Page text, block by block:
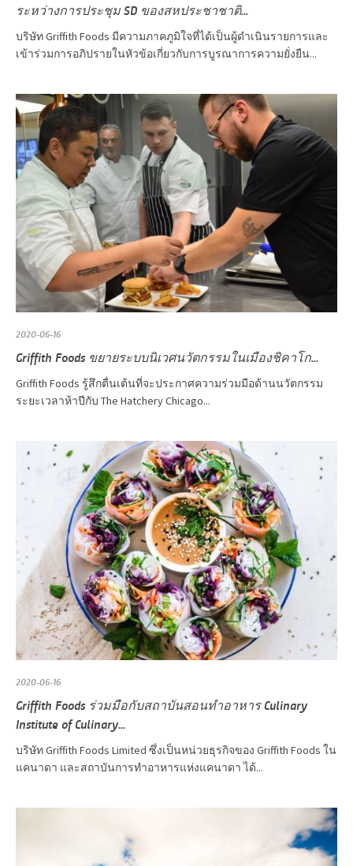
ระหว่างการประชุม SD ของสหประชาชาติ...
บริษัท Griffith Foods มีความภาคภูมิใจที่ได้เป็นผู้ดำเนินรายการและ
เข้าร่วมการอภิปรายในหัวข้อเกี่ยวกับการบูรณาการความยั่งยืน...
2020-06-16
Griffith Foods ขยายระบบนิเวศนวัตกรรมในเมืองชิคาโก...
Griffith Foods รู้สึกตื่นเต้นที่จะประกาศความร่วมมือด้านนวัตกรรม
ระยะเวลาห้าปีกับ The Hatchery Chicago...
2020-06-16
Griffith Foods ร่วมมือกับสถาบันสอนทำอาหาร Culinary
Institute of Culinary...
บริษัท Griffith Foods Limited ซึ่งเป็นหน่วยธุรกิจของ Griffith Foods ใน
แคนาดา และสถาบันการทำอาหารแห่งแคนาดา ได้...